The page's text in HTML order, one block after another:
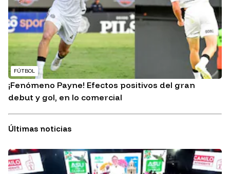
FÚTBOL
¡Fenómeno Payne! Efectos positivos del gran
debut y gol, en lo comercial
Últimas noticias